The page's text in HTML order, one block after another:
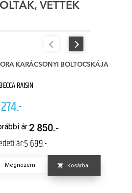
VETTÉK
KARÁCSONYI BOLTOCSKÁJA
RAISIN
ár:2 850.-
ár:5 699.-
Megnézem Kosárba